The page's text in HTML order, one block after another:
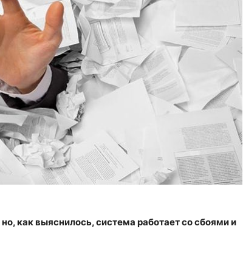
как выяснилось, система работает со сбоями и